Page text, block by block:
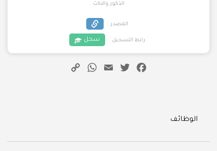
الذكور والاناث
المصدر
رابط التسجيل سجل
Facebook
Twitter
Email
WhatsApp
Categories
الوظائف